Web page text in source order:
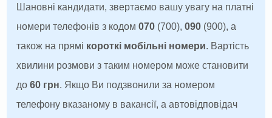
Шановні кандидати, звертаємо вашу увагу на платні
номери телефонів з кодом070 (700),090 (900), а
також на прямі короткі мобільні номери. Вартість
хвилини розмови з таким номером може становити
до60 грн. Якщо Ви подзвонили за номером
телефону вказаному в вакансії, а автовідповідач